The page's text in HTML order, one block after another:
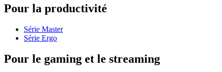
Pour la productivité
Série Master
Série Ergo
Pour le gaming et le streaming